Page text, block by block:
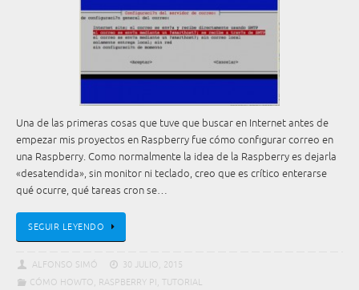
Una de las primeras cosas que tuve que buscar en Internet antes de
empezar mis proyectos en Raspberry fue cómo configurar correo en
una Raspberry. Como normalmente la idea de la Raspberry es dejarla
«desatendida», sin monitor ni teclado, creo que es crítico enterarse
qué ocurre, qué tareas cron se…
SEGUIR LEYENDO
ALFONSO SIMÓ
30 JULIO, 2015
CÓMO HOWTO, RASPBERRY PI, TUTORIAL